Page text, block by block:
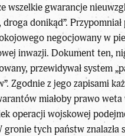
wszelkie gwarancje
droga donikąd”.
negocjowany w
inwazji. Dokument ten,
przewidywał system
Zgodnie z jego zapisami
miałoby prawo weta
operacji wojskowej
gronie tych państw znalazła